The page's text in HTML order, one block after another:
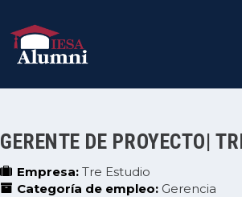
GERENTE DE PROYECTO|
Empresa: Tre Estudio
Categoría de empleo: Gerencia